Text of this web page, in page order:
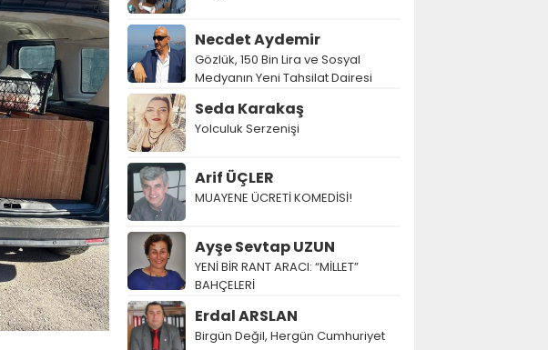
Necdet Aydemir
Gözlük, 150 Bin Lira ve Sosyal
Medyanın Yeni Tahsilat Dairesi
Seda Karakaş
Yolculuk Serzenişi
Arif ÜÇLER
MUAYENE ÜCRETİ KOMEDİSİ!
Ayşe Sevtap UZUN
YENİ BİR RANT ARACI: “MİLLET”
BAHÇELERİ
Erdal ARSLAN
Birgün Değil, Hergün Cumhuriyet